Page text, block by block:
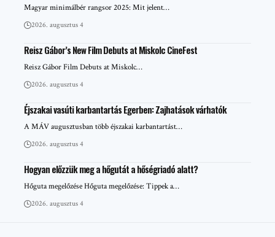
Magyar minimálbér rangsor 2025: Mit jelent…
2026. augusztus 4
Reisz Gábor’s New Film Debuts at Miskolc CineFest
Reisz Gábor Film Debuts at Miskolc…
2026. augusztus 4
Éjszakai vasúti karbantartás Egerben: Zajhatások várhatók
A MÁV augusztusban több éjszakai karbantartást…
2026. augusztus 4
Hogyan előzzük meg a hőgutát a hőségriadó alatt?
Hőguta megelőzése Hőguta megelőzése: Tippek a…
2026. augusztus 4